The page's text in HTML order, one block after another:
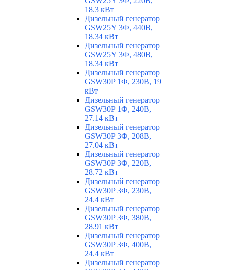
18.3 кВт
Дизельный генератор
GSW25Y 3Ф, 440В,
18.34 кВт
Дизельный генератор
GSW25Y 3Ф, 480В,
18.34 кВт
Дизельный генератор
GSW30P 1Ф, 230В, 19
кВт
Дизельный генератор
GSW30P 1Ф, 240В,
27.14 кВт
Дизельный генератор
GSW30P 3Ф, 208В,
27.04 кВт
Дизельный генератор
GSW30P 3Ф, 220В,
28.72 кВт
Дизельный генератор
GSW30P 3Ф, 230В,
24.4 кВт
Дизельный генератор
GSW30P 3Ф, 380В,
28.91 кВт
Дизельный генератор
GSW30P 3Ф, 400В,
24.4 кВт
Дизельный генератор